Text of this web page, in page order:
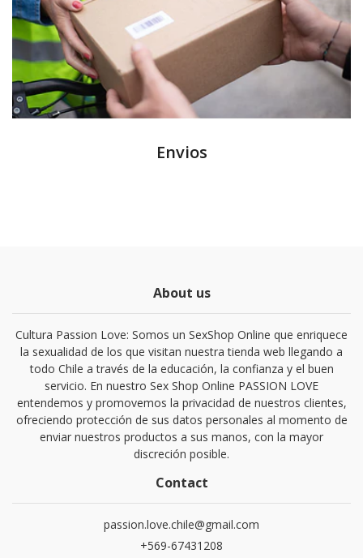
Envios
About us
Cultura Passion Love: Somos un SexShop Online que enriquece
la sexualidad de los que visitan nuestra tienda web llegando a
todo Chile a través de la educación, la confianza y el buen
servicio. En nuestro Sex Shop Online PASSION LOVE
entendemos y promovemos la privacidad de nuestros clientes,
ofreciendo protección de sus datos personales al momento de
enviar nuestros productos a sus manos, con la mayor
discreción posible.
Contact
passion.love.chile@gmail.com
+569-67431208